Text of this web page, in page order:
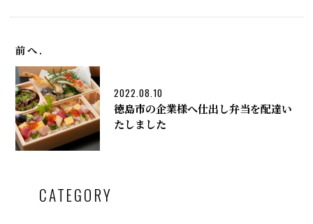
前へ.
2022.08.10
徳島市の企業様へ仕出し弁当を配達い
たしました
CATEGORY